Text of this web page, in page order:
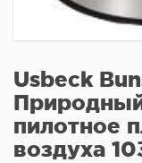
Usbeck
пилотное
воздуха